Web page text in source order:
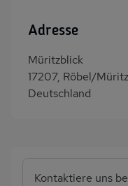
Adresse
Müritzblick
17207, Röbel/Müritz
Deutschland
Kontaktiere uns